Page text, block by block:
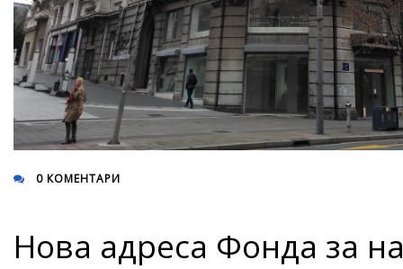
0 КОМЕНТАРИ
Нова адреса Фонда за